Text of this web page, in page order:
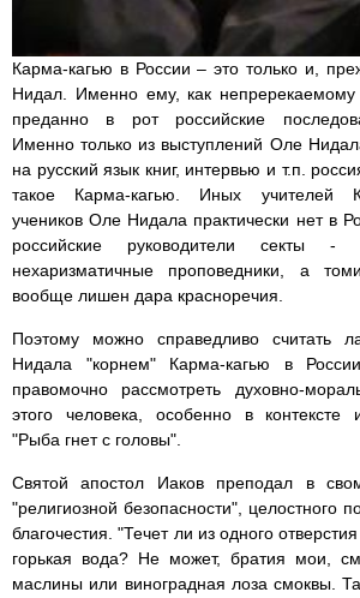
Карма-кагью в России – это только и,
Нидал. Именно ему, как непререкаемому
преданно в рот российские
Именно только из выступлений Оле
на русский язык книг, интервью и т.п.
такое Карма-кагью. Иных учителей
учеников Оле Нидала практически нет в
российские руководители секты -
нехаризматичные проповедники, а
вообще лишен дара красноречия.
Поэтому можно справедливо считать
Нидала "корнем" Карма-кагью в
правомочно рассмотреть духовно-
этого человека, особенно в контексте
"Рыба гнет с головы".
Святой апостол Иаков преподал в
"религиозной безопасности", целостного
благочестия. "Течет ли из одного
горькая вода? Не может, братия мои,
маслины или виноградная лоза смоквы.